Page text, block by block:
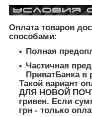
Оплата товаров
способами:
Полная
Частичная
ПриватБанка в
Такой вариант
ДЛЯ НОВОЙ
гривен. Если
грн - только